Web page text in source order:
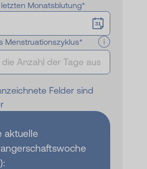
letzten Monatsblutung*
Menstruationszyklus*
Felder sind
aktuelle